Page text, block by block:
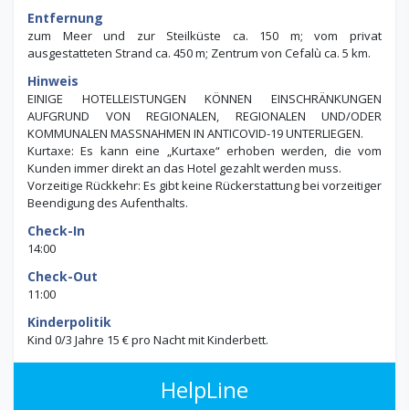
Entfernung
zum Meer und zur Steilküste ca. 150 m; vom privat
ausgestatteten Strand ca. 450 m; Zentrum von Cefalù ca. 5 km.
Hinweis
EINIGE HOTELLEISTUNGEN KÖNNEN EINSCHRÄNKUNGEN
AUFGRUND VON REGIONALEN, REGIONALEN UND/ODER
KOMMUNALEN MASSNAHMEN IN ANTICOVID-19 UNTERLIEGEN.
Kurtaxe: Es kann eine „Kurtaxe“ erhoben werden, die vom
Kunden immer direkt an das Hotel gezahlt werden muss.
Vorzeitige Rückkehr: Es gibt keine Rückerstattung bei vorzeitiger
Beendigung des Aufenthalts.
Check-In
14:00
Check-Out
11:00
Kinderpolitik
Kind 0/3 Jahre 15 € pro Nacht mit Kinderbett.
HelpLine